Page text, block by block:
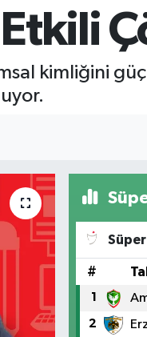
Etkili
kimliğini
#
1
2